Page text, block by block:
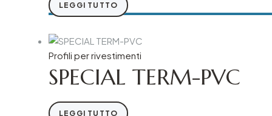
LEGGI TUTTO
Profili per rivestimenti
SPECIAL TERM-PVC
LEGGI TUTTO